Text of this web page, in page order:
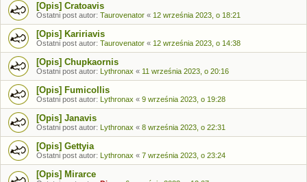
[Opis] Cratoavis
Ostatni post autor: Taurovenator « 12 września 2023, o 18:21
[Opis] Kaririavis
Ostatni post autor: Taurovenator « 12 września 2023, o 14:38
[Opis] Chupkaornis
Ostatni post autor: Lythronax « 11 września 2023, o 20:16
[Opis] Fumicollis
Ostatni post autor: Lythronax « 9 września 2023, o 19:28
[Opis] Janavis
Ostatni post autor: Lythronax « 8 września 2023, o 22:31
[Opis] Gettyia
Ostatni post autor: Lythronax « 7 września 2023, o 23:24
[Opis] Mirarce